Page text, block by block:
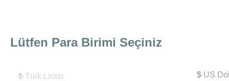
Lütfen Para Birimi Seçiniz
₺ Türk Lirası $US